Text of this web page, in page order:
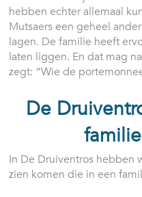
hebben echter allemaal
Mutsaers een geheel
lagen. De familie heeft
laten liggen. En dat mag
zegt: “Wie de
De
In De Druiventros hebben
zien komen die in een